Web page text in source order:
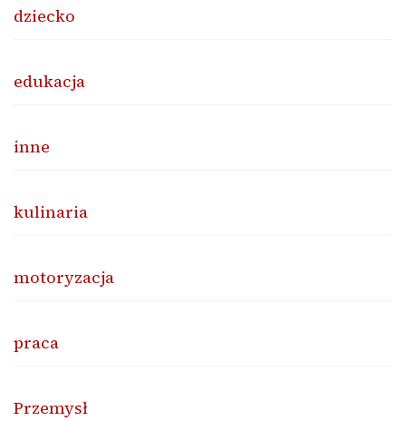
dziecko
edukacja
inne
kulinaria
motoryzacja
praca
Przemysł